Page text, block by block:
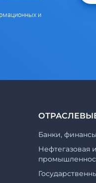
и
Банки,
Нефтегазовая